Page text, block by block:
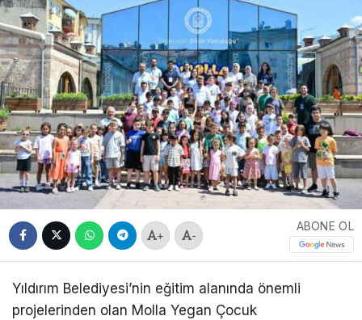
+ -
ABONE OL
Yıldırım Belediyesi’nin eğitim alanında önemli
projelerinden olan Molla Yegan Çocuk